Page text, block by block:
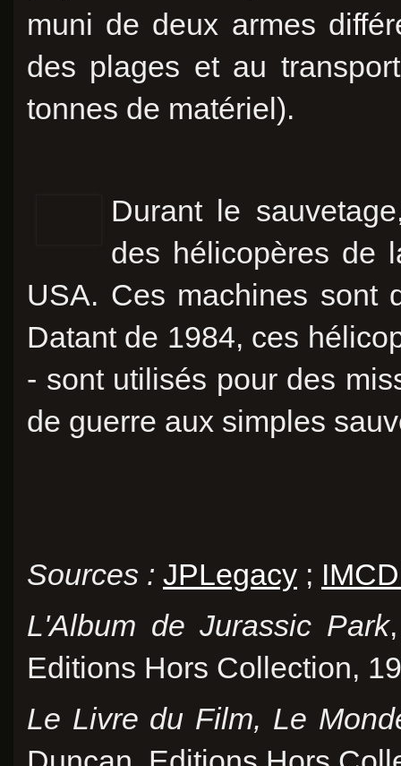
muni de deux armes
des plages et au
tonnes de matériel).
Durant le
des hélicopères de
USA. Ces machines sont
Datant de 1984, ces
- sont utilisés pour des
de guerre aux simples
Sources : JPLegacy ;
L'Album de Jurassic Park
Editions Hors Collection,
Le Livre du Film, Le